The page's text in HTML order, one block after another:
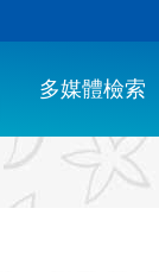
多媒體檢索